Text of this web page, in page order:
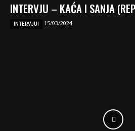
INTERVJU – KAĆA I SANJA
INTERVJUI 15/03/2024